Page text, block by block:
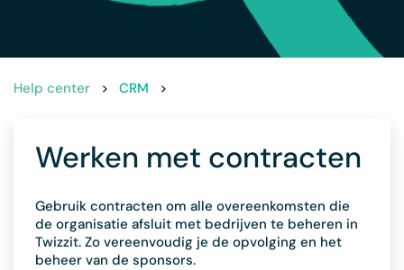
Help center > CRM >
Werken met contracten
Gebruik contracten om alle overeenkomsten die
de organisatie afsluit met bedrijven te beheren in
Twizzit. Zo vereenvoudig je de opvolging en het
beheer van de sponsors.